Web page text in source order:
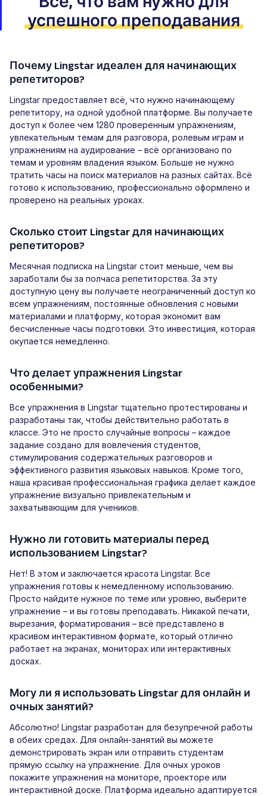
успешного преподавания
Почему Lingstar идеален для начинающих
репетиторов?
Lingstar предоставляет всё, что нужно начинающему
репетитору, на одной удобной платформе. Вы получаете
доступ к более чем 1280 проверенным упражнениям,
увлекательным темам для разговора, ролевым играм и
упражнениям на аудирование – всё организовано по
темам и уровням владения языком. Больше не нужно
тратить часы на поиск материалов на разных сайтах. Всё
готово к использованию, профессионально оформлено и
проверено на реальных уроках.
Сколько стоит Lingstar для начинающих
репетиторов?
Месячная подписка на Lingstar стоит меньше, чем вы
заработали бы за полчаса репетиторства. За эту
доступную цену вы получаете неограниченный доступ ко
всем упражнениям, постоянные обновления с новыми
материалами и платформу, которая экономит вам
бесчисленные часы подготовки. Это инвестиция, которая
окупается немедленно.
Что делает упражнения Lingstar
особенными?
Все упражнения в Lingstar тщательно протестированы и
разработаны так, чтобы действительно работать в
классе. Это не просто случайные вопросы – каждое
задание создано для вовлечения студентов,
стимулирования содержательных разговоров и
эффективного развития языковых навыков. Кроме того,
наша красивая профессиональная графика делает каждое
упражнение визуально привлекательным и
захватывающим для учеников.
Нужно ли готовить материалы перед
использованием Lingstar?
Нет! В этом и заключается красота Lingstar. Все
упражнения готовы к немедленному использованию.
Просто найдите нужное по теме или уровню, выберите
упражнение – и вы готовы преподавать. Никакой печати,
вырезания, форматирования – всё представлено в
красивом интерактивном формате, который отлично
работает на экранах, мониторах или интерактивных
досках.
Могу ли я использовать Lingstar для онлайн и
очных занятий?
Абсолютно! Lingstar разработан для безупречной работы
в обеих средах. Для онлайн-занятий вы можете
демонстрировать экран или отправить студентам
прямую ссылку на упражнение. Для очных уроков
покажите упражнения на мониторе, проекторе или
интерактивной доске. Платформа идеально адаптируется